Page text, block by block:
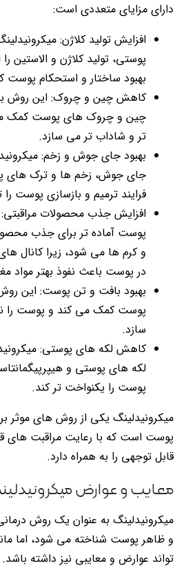
دارای مزایای متعددی است:
افزایش تولید کلاژن:
پوستی، تولید کلاژن و الاستین
بهبود ساختار و استحکام
کاهش چین و چروک: این روش
چین و چروک های پوست کمک
تر و شاداب تر می سازد.
بهبود جای جوش و زخم:
جای جوش، زخم ها و ترک های
فرایند ترمیم و بازسازی پوست
افزایش جذب محصولات مراقبتی:
پوست آماده تر برای جذب
و کرم ها می شود، زیرا کانال
در پوست باعث نفوذ بهتر مواد
بهبود بافت و تن پوست: این
پوست کمک می کند و پوست را
سازد.
کاهش لکه های پوستی:
لکه های پوستی و
پوست را یکنواخت تر کند.
میکرونیدلینگ یکی از روش های موثر
پوست است که با رعایت مراقبت های
قابل توجهی را به همراه دارد.
معایب و عوارض
میکرونیدلینگ به عنوان یک روش
و ظاهر پوست شناخته می شود، اما
تواند عوارض و معایبی نیز داشته باشد.